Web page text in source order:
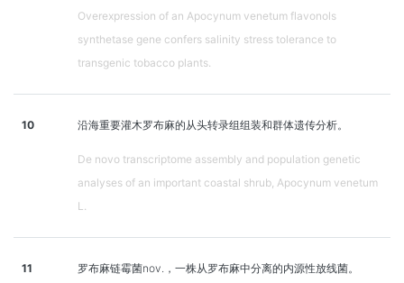
Overexpression of an Apocynum venetum flavonols
synthetase gene confers salinity stress tolerance to
transgenic tobacco plants.
10 沿海重要灌木罗布麻的从头转录组组装和群体遗传分析。
De novo transcriptome assembly and population genetic
analyses of an important coastal shrub, Apocynum venetum
L.
11 罗布麻链霉菌nov.，一株从罗布麻中分离的内源性放线菌。